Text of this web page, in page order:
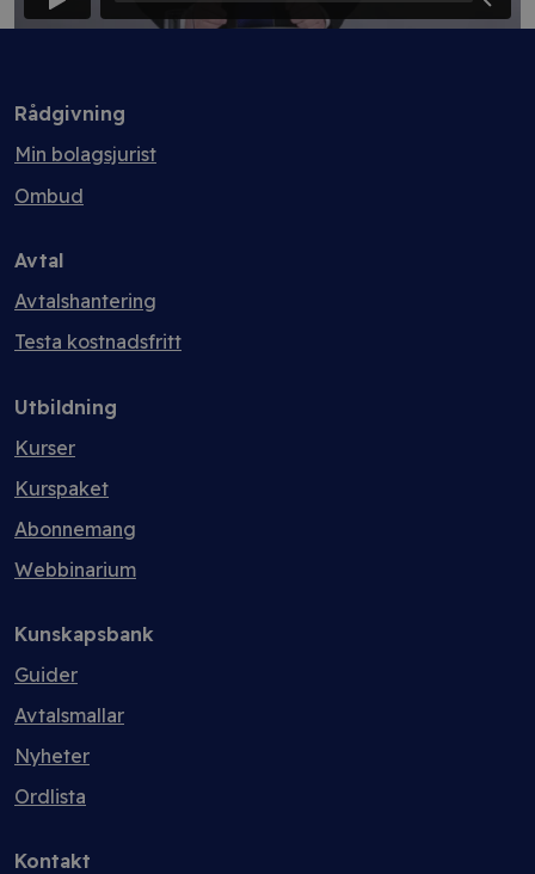
Rådgivning
Min bolagsjurist
Ombud
Avtal
Avtalshantering
Testa kostnadsfritt
Utbildning
Kurser
Kurspaket
Abonnemang
Webbinarium
Kunskapsbank
Guider
Avtalsmallar
Nyheter
Ordlista
Kontakt